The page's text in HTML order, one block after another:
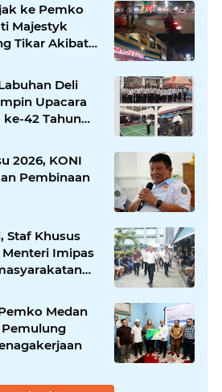
ke Pemko
Majestyk
Tikar Akibat
Pedagang
Deli
Upacara
ke-42 Tahun
2026, KONI
Pembinaan
Staf Khusus
Menteri Imipas
Prima
Medan
Pemulung